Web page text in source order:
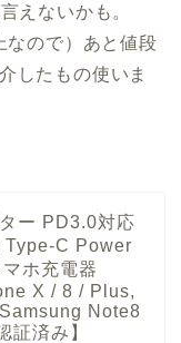
えないかも。
なので）あと値段
したもの使いま
ー PD3.0対応
Type-C Power
ホ充電器
X / 8 / Plus,
Note8
証済み】